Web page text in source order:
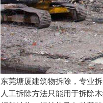
东莞塘厦建筑物拆除，专业
人工拆除方法只能用于拆除